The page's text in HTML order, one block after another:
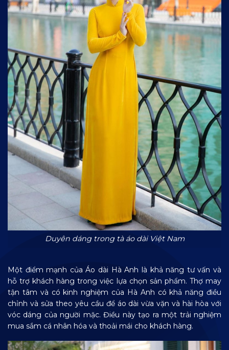
Duyên dáng trong tà áo dài Việt Nam
Một điểm mạnh của Áo dài Hà Anh là khả năng tư vấn và
hỗ trợ khách hàng trong việc lựa chọn sản phẩm. Thợ may
tận tâm và có kinh nghiệm của Hà Anh có khả năng điều
chỉnh và sửa theo yêu cầu để áo dài vừa vặn và hài hòa với
vóc dáng của người mặc. Điều này tạo ra một trải nghiệm
mua sắm cá nhân hóa và thoải mái cho khách hàng.